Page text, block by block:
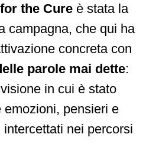
the Cure è stata la
campagna, che qui ha
concreta con
parole mai dette:
in cui è stato
pensieri e
nei percorsi